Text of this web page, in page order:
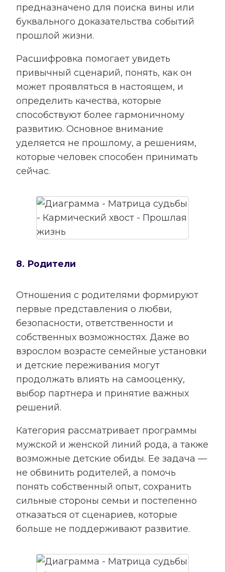
предназначено для поиска вины или
буквального доказательства событий
прошлой жизни.
Расшифровка помогает увидеть
привычный сценарий, понять, как он
может проявляться в настоящем, и
определить качества, которые
способствуют более гармоничному
развитию. Основное внимание
уделяется не прошлому, а решениям,
которые человек способен принимать
сейчас.
8. Родители
Отношения с родителями формируют
первые представления о любви,
безопасности, ответственности и
собственных возможностях. Даже во
взрослом возрасте семейные установки
и детские переживания могут
продолжать влиять на самооценку,
выбор партнера и принятие важных
решений.
Категория рассматривает программы
мужской и женской линий рода, а также
возможные детские обиды. Ее задача —
не обвинить родителей, а помочь
понять собственный опыт, сохранить
сильные стороны семьи и постепенно
отказаться от сценариев, которые
больше не поддерживают развитие.